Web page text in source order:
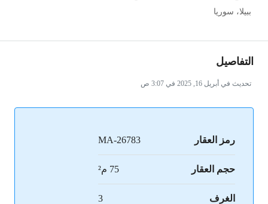
ببيلا، سوريا
التفاصيل
تحديث في أبريل 16, 2025 في 3:07 ص
رمز العقار MA-26783
حجم العقار 75 م²
الغرف 3